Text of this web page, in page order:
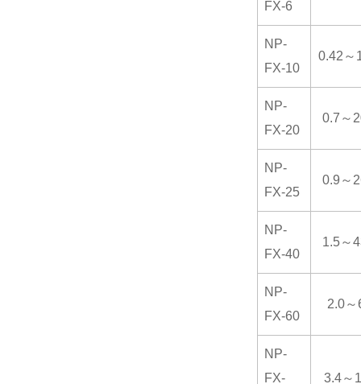
FX-6
NP-
FX-10
0.42～
NP-
FX-20
0.7～
NP-
FX-25
0.9～
NP-
FX-40
1.5～
NP-
FX-60
2.0～
NP-
FX-
3.4～